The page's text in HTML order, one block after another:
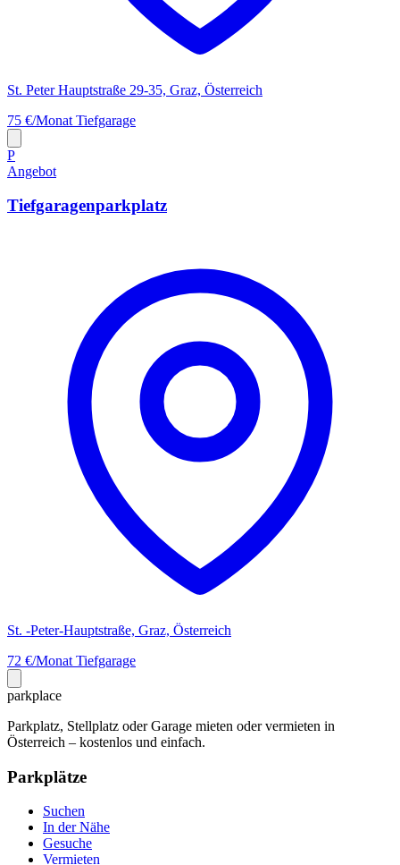
St. Peter Hauptstraße 29-35, Graz, Österreich
75 €/Monat Tiefgarage
P
Angebot
Tiefgaragenparkplatz
St. -Peter-Hauptstraße, Graz, Österreich
72 €/Monat Tiefgarage
parkplace
Parkplatz, Stellplatz oder Garage mieten oder vermieten in
Österreich – kostenlos und einfach.
Parkplätze
Suchen
In der Nähe
Gesuche
Vermieten